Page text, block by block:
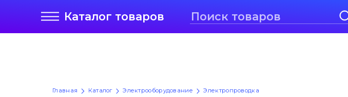
Каталог товаров
Главная Каталог Электрооборудование Электропроводка